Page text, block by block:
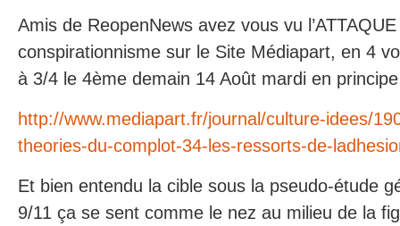
Amis de ReopenNews avez vous vu
conspirationnisme sur le Site Médiapart, en 4
à 3/4 le 4ème demain 14 Août mardi en principe
http://www.mediapart.fr/journal/culture-idees/
theories-du-complot-34-les-ressorts-de-
Et bien entendu la cible sous la pseudo-étude
9/11 ça se sent comme le nez au milieu de la